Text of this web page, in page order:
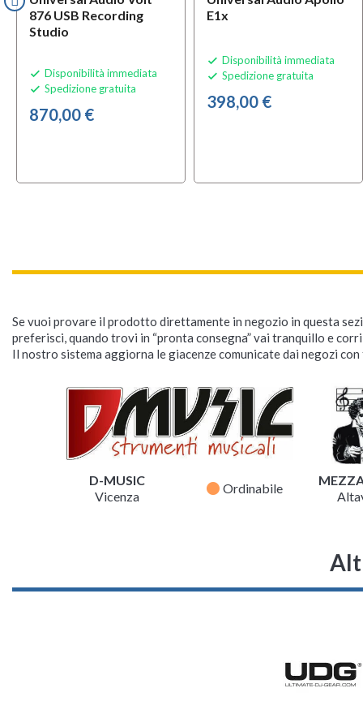
876 USB Recording
Studio
 Disponibilità immediata
 Spedizione gratuita
870,00 €
E1x
 Disponibilità immediata
 Spedizione gratuita
398,00 €
Se vuoi provare il prodotto direttamente in negozio in questa
preferisci, quando trovi in “pronta consegna” vai tranquillo e
Il nostro sistema aggiorna le giacenze comunicate dai negozi
D-MUSIC
Vicenza
fiber_manual_record Ordinabile